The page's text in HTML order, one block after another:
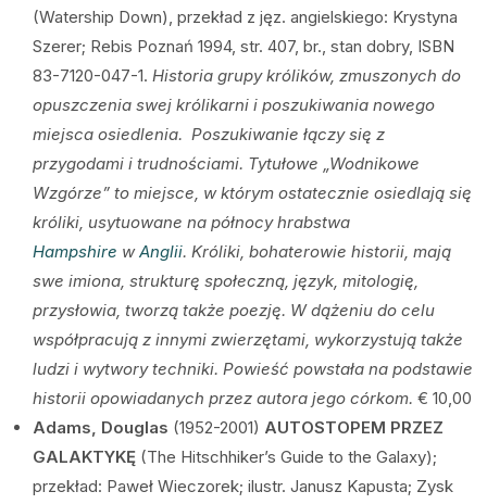
(Watership Down), przekład z jęz. angielskiego: Krystyna
Szerer; Rebis Poznań 1994, str. 407, br., stan dobry, ISBN
83-7120-047-1. Historia grupy królików, zmuszonych do
opuszczenia swej królikarni i poszukiwania nowego
miejsca osiedlenia. Poszukiwanie łączy się z
przygodami i trudnościami. Tytułowe „Wodnikowe
Wzgórze” to miejsce, w którym ostatecznie osiedlają się
króliki, usytuowane na północy hrabstwa
Hampshire wAnglii. Króliki, bohaterowie historii, mają
swe imiona, strukturę społeczną, język, mitologię,
przysłowia, tworzą także poezję. W dążeniu do celu
współpracują z innymi zwierzętami, wykorzystują także
ludzi i wytwory techniki. Powieść powstała na podstawie
historii opowiadanych przez autora jego córkom. € 10,00
Adams, Douglas (1952-2001) AUTOSTOPEM PRZEZ
GALAKTYKĘ (The Hitschhiker’s Guide to the Galaxy);
przekład: Paweł Wieczorek; ilustr. Janusz Kapusta; Zysk